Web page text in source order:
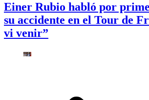
Einer Rubio habló por
su accidente en el Tour de
vi venir”